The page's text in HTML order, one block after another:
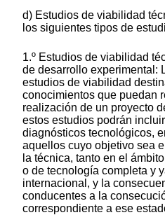
d) Estudios de viabilidad
los siguientes tipos de
1.º Estudios de viabilidad
de desarrollo experimental:
estudios de viabilidad
conocimientos que puedan
realización de un proyecto
estos estudios podrán
diagnósticos tecnológicos,
aquellos cuyo objetivo sea
la técnica, tanto en el
o de tecnología completa y
internacional, y la
conducentes a la
correspondiente a ese